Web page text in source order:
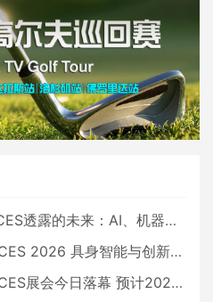
透露的未来：AI、机器人与智能生活大爆发
2026 具身智能与创新领域 中国公司大放异彩
展会今日落幕 预计2026行业收入将超五千亿美元